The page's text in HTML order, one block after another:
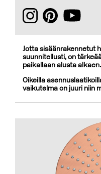
Jotta sisäänrakennetut
suunnitellusti, on
paikallaan alusta alkaen.
Oikeilla
vaikutelma on juuri niin